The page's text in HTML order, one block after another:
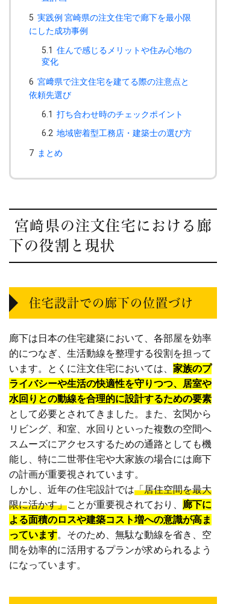
5 実践例 宮崎県の注文住宅で廊下を最小限
にした成功事例
5.1 住んで感じるメリットや住み心地の
変化
6 宮﨑県で注文住宅を建てる際の注意点と
依頼先選び
6.1 打ち合わせ時のチェックポイント
6.2 地域密着型工務店・建築士の選び方
7 まとめ
宮﨑県の注文住宅における廊
下の役割と現状
住宅設計での廊下の位置づけ
廊下は日本の住宅建築において、各部屋を効率
的につなぎ、生活動線を整理する役割を担って
います。とくに注文住宅においては、 家族のプ
ライバシーや生活の快適性を守りつつ、居室や
水回りとの動線を合理的に設計するための要素
として必要とされてきました。また、玄関から
リビング、和室、水回りといった複数の空間へ
スムーズにアクセスするための通路としても機
能し、特に二世帯住宅や大家族の場合には廊下
の計画が重要視されています。
しかし、近年の住宅設計では「居住空間を最大
限に活かす」ことが重要視されており、 廊下に
よる面積のロスや建築コスト増への意識が高ま
っています。そのため、無駄な動線を省き、空
間を効率的に活用するプランが求められるよう
になっています。